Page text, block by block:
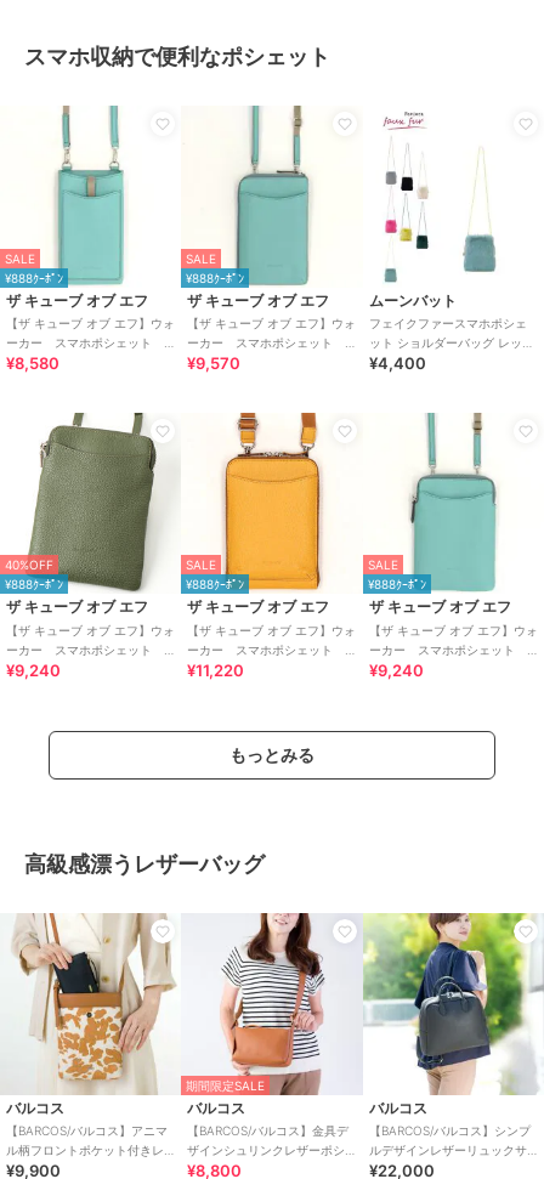
スマホ収納で便利なポシェット
SALE
¥888ｸｰﾎﾟﾝ
ザ キューブ オブ エフ
【ザ キューブ オブ エフ】ウォ
ーカー スマホポシェット
天オープンタイプ
¥8,580
SALE
¥888ｸｰﾎﾟﾝ
ザ キューブ オブ エフ
【ザ キューブ オブ エフ】ウォ
ーカー スマホポシェット L
字ファスナータイプ
¥9,570
ムーンバット
フェイクファースマホポシェ
ット ショルダーバッグ レッキ
ス風×ラム風
¥4,400
40%OFF
¥888ｸｰﾎﾟﾝ
ザ キューブ オブ エフ
【ザ キューブ オブ エフ】ウォ
ーカー スマホポシェット
ラウンドファスナータイプ
¥9,240
SALE
¥888ｸｰﾎﾟﾝ
ザ キューブ オブ エフ
【ザ キューブ オブ エフ】ウォ
ーカー スマホポシェット
ラウンドファスナータイプ
¥11,220
SALE
¥888ｸｰﾎﾟﾝ
ザ キューブ オブ エフ
【ザ キューブ オブ エフ】ウォ
ーカー スマホポシェット
ラウンドファスナータイプ
¥9,240
もっとみる
高級感漂うレザーバッグ
バルコス
【BARCOS/バルコス】アニマ
ル柄フロントポケット付きレ
ザーポシェット
¥9,900
期間限定SALE
バルコス
【BARCOS/バルコス】金具デ
ザインシュリンクレザーポシ
ェット
¥8,800
バルコス
【BARCOS/バルコス】シンプ
ルデザインレザーリュックサ
ック
¥22,000